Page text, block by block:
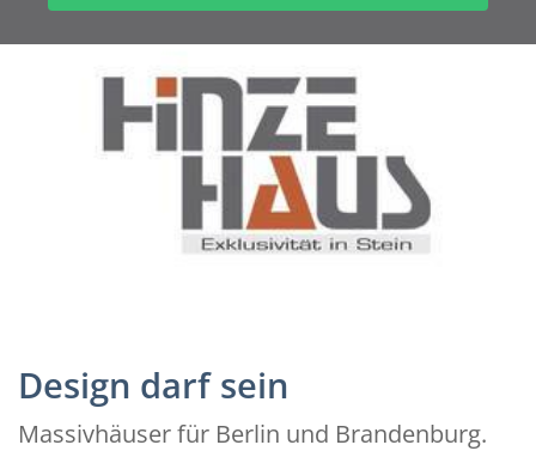
Design darf sein
Massivhäuser für Berlin und Brandenburg.